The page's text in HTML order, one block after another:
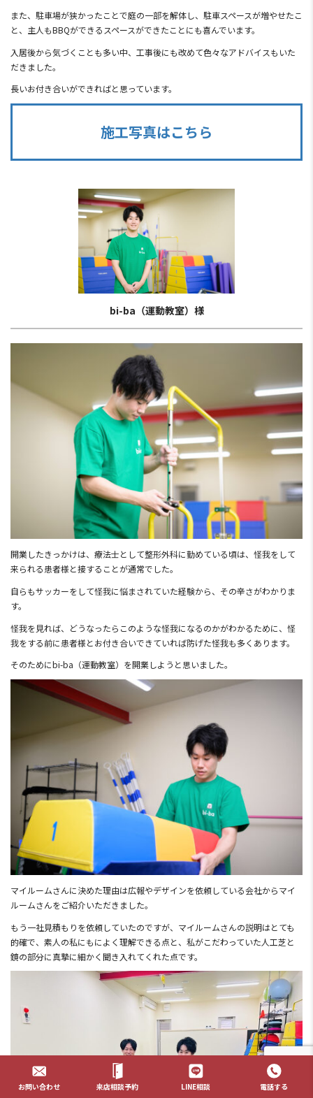
また、駐車場が狭かったことで庭の一部を解体し、駐車スペースが増やせたこ
と、主人もBBQができるスペースができたことにも喜んでいます。
入居後から気づくことも多い中、工事後にも改めて色々なアドバイスもいた
だきました。
長いお付き合いができればと思っています。
施工写真はこちら
bi-ba（運動教室）様
開業したきっかけは、療法士として整形外科に勤めている頃は、怪我をして
来られる患者様と接することが通常でした。
自らもサッカーをして怪我に悩まされていた経験から、その辛さがわかりま
す。
怪我を見れば、どうなったらこのような怪我になるのかがわかるために、怪
我をする前に患者様とお付き合いできていれば防げた怪我も多くあります。
そのためにbi-ba（運動教室）を開業しようと思いました。
マイルームさんに決めた理由は広報やデザインを依頼している会社からマイ
ルームさんをご紹介いただきました。
もう一社見積もりを依頼していたのですが、マイルームさんの説明はとても
的確で、素人の私にもによく理解できる点と、私がこだわっていた人工芝と
鏡の部分に真摯に細かく聞き入れてくれた点です。
お問い合わせ 来店相談予約 LINE相談 電話する